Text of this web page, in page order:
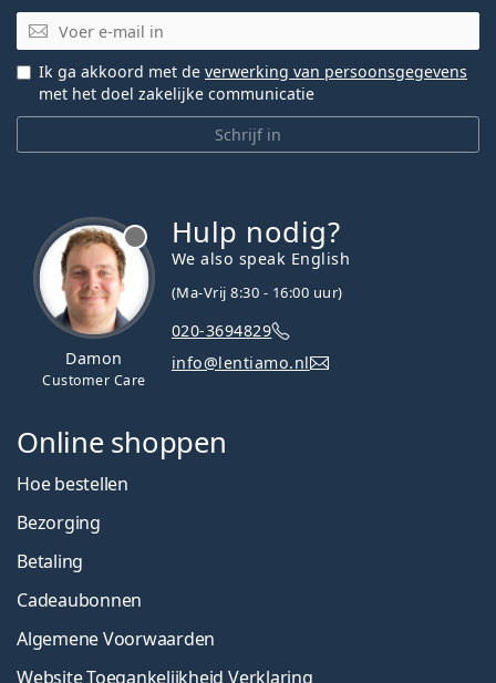
E-mail
Schrijf in
Ik ga akkoord met de verwerking van persoonsgegevens
met het doel zakelijke communicatie
Damon
Customer Care
Hulp nodig?
We also speak English
(Ma-Vrij 8:30 - 16:00 uur)
020-3694829
info@lentiamo.nl
Online shoppen
Hoe bestellen
Bezorging
Betaling
Cadeaubonnen
Algemene Voorwaarden
Website Toegankelijkheid Verklaring